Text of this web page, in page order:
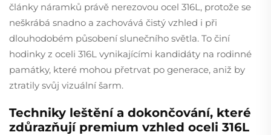
články náramků právě nerezovou ocel 316L, protože se
neškrábá snadno a zachovává čistý vzhled i při
dlouhodobém působení slunečního světla. To činí
hodinky z oceli 316L vynikajícími kandidáty na rodinné
památky, které mohou přetrvat po generace, aniž by
ztratily svůj vizuální šarm.
Techniky leštění a dokončování, které
zdůrazňují premium vzhled oceli 316L